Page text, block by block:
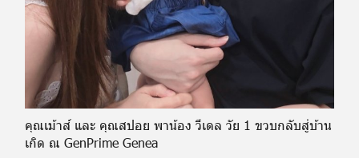
คุณเม้าส์ และ คุณสปอย พาน้อง วีเดล วัย 1 ขวบกลับสู่บ้าน
เกิด ณ GenPrime Genea